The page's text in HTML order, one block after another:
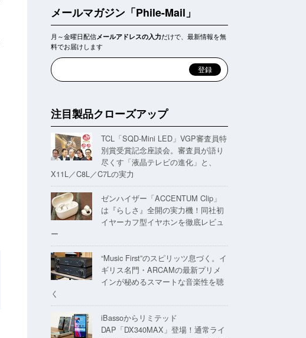
メールマガジン「Phile-Mail」
月～金曜日配信メールアドレスの入力だけで、最新情報を無
料でお届けします
注目製品クローズアップ
TCL「SQD-Mini LED」VGP審査員特
別賞受賞記念座談会。審査員が語り
尽くす「液晶テレビの進化」と、
X11L／C8L／C7Lの実力
ゼンハイザー「ACCENTUM Clip」
は『らしさ』全開の実力機！同社初
イヤーカフ型イヤホンを徹底レビュ
ー
“Music First”のスピリッツ息づく。イ
ギリス名門・ARCAMの最新プリメ
インが秘めるスマートな音楽性を聴
く
iBassoからリミテッド
DAP「DX340MAX」登場！通常ライ